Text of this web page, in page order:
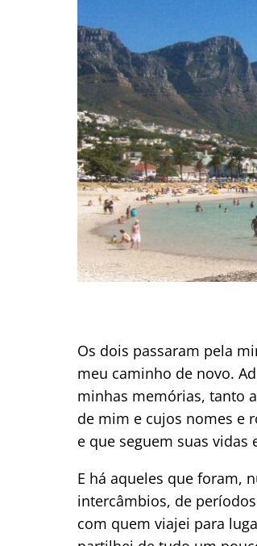
Os dois passaram pela
meu caminho de novo.
minhas memórias, tanto
de mim e cujos nomes e
e que seguem suas
E há aqueles que foram,
intercâmbios, de
com quem viajei para